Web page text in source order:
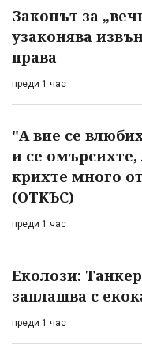
Законът за
узаконява
права
преди 1 час
"А вие се
и се
крихте много
(ОТКЪС)
преди 1 час
Еколози:
заплашва с
преди 1 час